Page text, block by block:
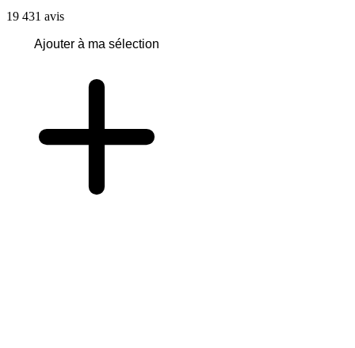
19 431 avis
Ajouter à ma sélection